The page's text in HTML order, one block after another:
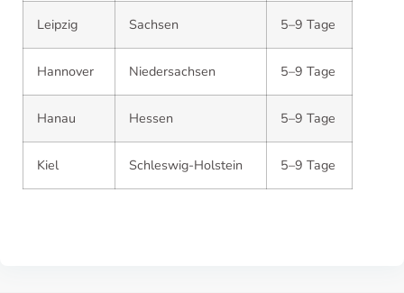
Leipzig Sachsen 5–9 Tage
Hannover Niedersachsen 5–9 Tage
Hanau Hessen 5–9 Tage
Kiel Schleswig-Holstein 5–9 Tage